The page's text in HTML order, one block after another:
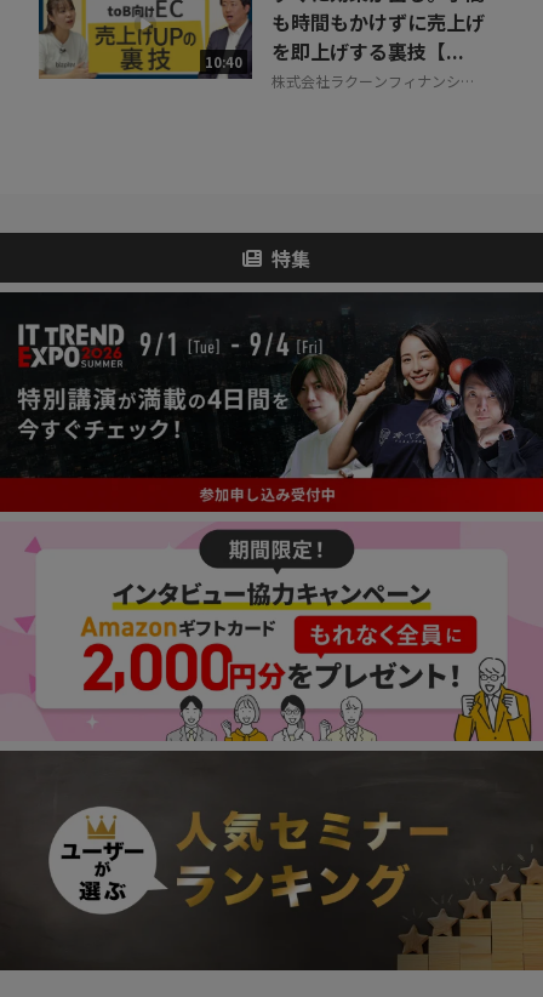
10:40
も時間もかけずに売上げ
を即上げする裏技【...
株式会社ラクーンフィナンシャ
特集